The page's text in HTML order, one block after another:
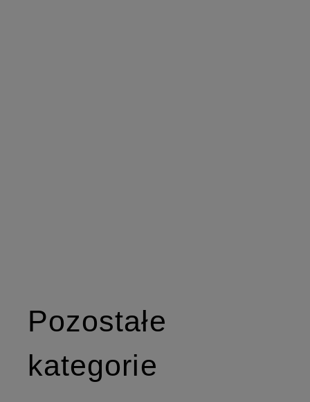
Pozostałe
kategorie